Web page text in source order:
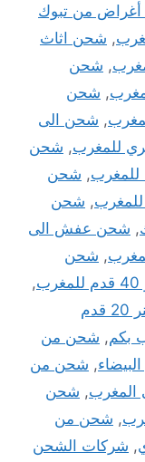
من تبوك
, شحن اثاث
, شحن
, شحن
, شحن الى
للمغرب, شحن
, شحن
, شحن
, شحن عفش الى
, شحن
,
شحن كونتينر 20 قدم
بكم, شحن من
, شحن من
المغرب, شحن
, شحن من
, شركات الشحن